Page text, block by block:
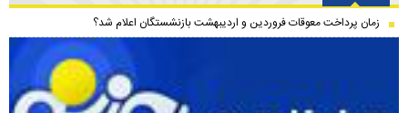
زمان پرداخت معوقات فروردین و اردیبهشت بازنشستگان اعلام شد؟